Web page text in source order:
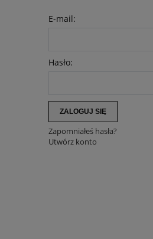
E-mail:
Hasło:
ZALOGUJ SIĘ
Zapomniałeś hasła?
Utwórz konto